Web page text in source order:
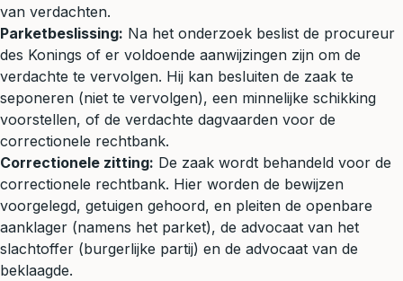
van verdachten.
Parketbeslissing: Na het onderzoek beslist de procureur
des Konings of er voldoende aanwijzingen zijn om de
verdachte te vervolgen. Hij kan besluiten de zaak te
seponeren (niet te vervolgen), een minnelijke schikking
voorstellen, of de verdachte dagvaarden voor de
correctionele rechtbank.
Correctionele zitting: De zaak wordt behandeld voor de
correctionele rechtbank. Hier worden de bewijzen
voorgelegd, getuigen gehoord, en pleiten de openbare
aanklager (namens het parket), de advocaat van het
slachtoffer (burgerlijke partij) en de advocaat van de
beklaagde.